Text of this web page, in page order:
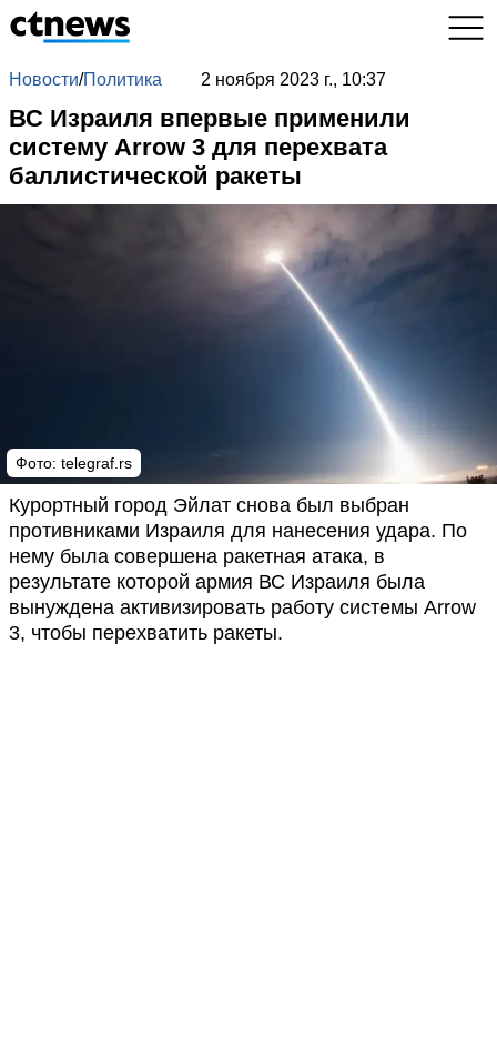
Новости/Политика 2 ноября 2023 г., 10:37
ВС Израиля впервые применили
систему Arrow 3 для перехвата
баллистической ракеты
Фото: telegraf.rs
Курортный город Эйлат снова был выбран
противниками Израиля для нанесения удара. По
нему была совершена ракетная атака, в
результате которой армия ВС Израиля была
вынуждена активизировать работу системы Arrow
3, чтобы перехватить ракеты.